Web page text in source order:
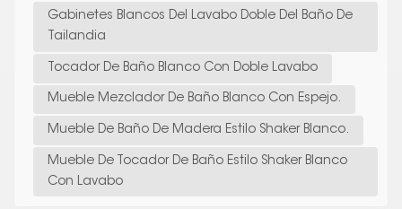
Gabinetes Blancos Del Lavabo Doble Del Baño De
Tailandia
Tocador De Baño Blanco Con Doble Lavabo
Mueble Mezclador De Baño Blanco Con Espejo.
Mueble De Baño De Madera Estilo Shaker Blanco.
Mueble De Tocador De Baño Estilo Shaker Blanco
Con Lavabo